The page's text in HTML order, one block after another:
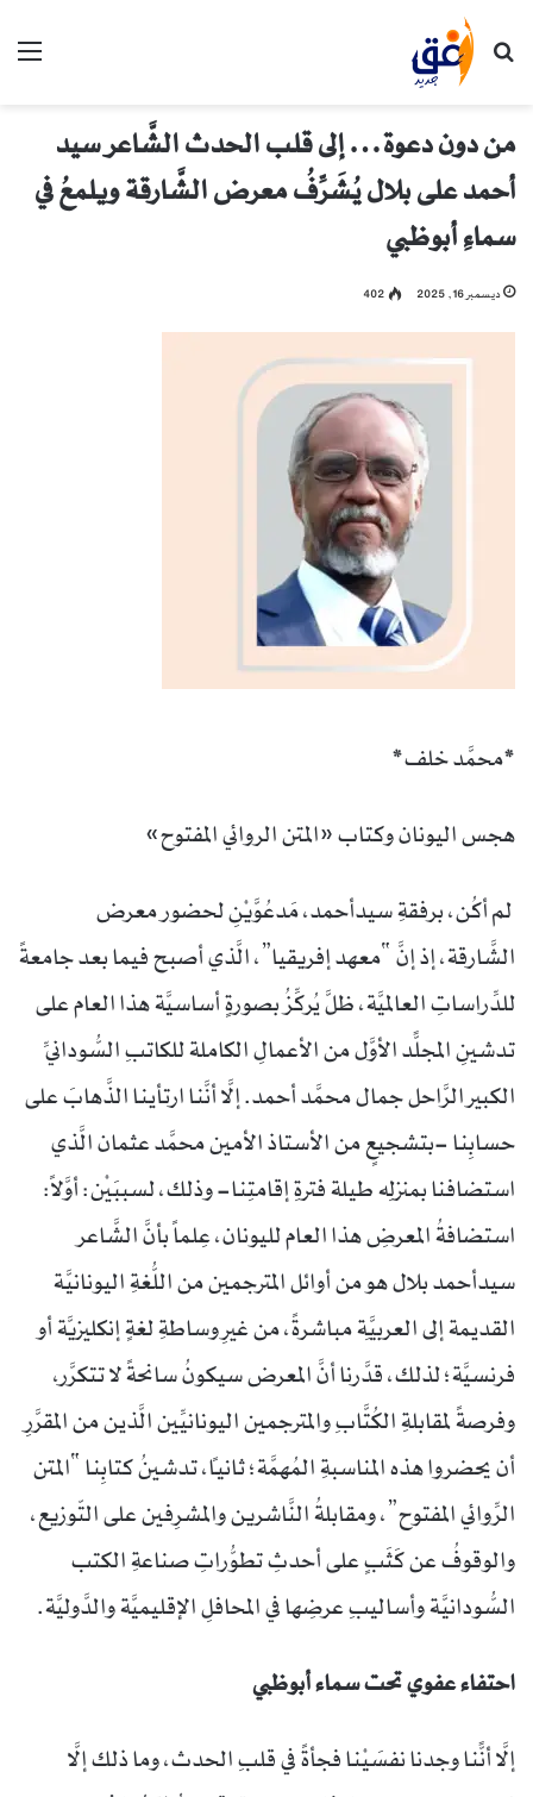
بحث عن
من دون دعوة… إلى قلب الحدث الشَّاعر سيد
أحمد على بلال يُشَرِّفُ معرض الشَّارقة ويلمعُ في
سماءِ أبوظبي
ديسمبر 16, 2025 402
*محمَّد خلف*
هجس اليونان وكتاب «المتن الروائي المفتوح»
لم أكُن، برفقةِ سيدأحمد، مَدعُوَّيْنِ لحضور معرض
الشَّارقة، إذ إنَّ “معهد إفريقيا”، الَّذي أصبح فيما بعد جامعةً
للدِّراساتِ العالميَّة، ظلَّ يُركِّزُ بصورةٍ أساسيَّة هذا العام على
تدشينِ المجلًّد الأوَّل من الأعمالِ الكاملة للكاتبِ السُّودانيِّ
الكبير الرَّاحل جمال محمَّد أحمد. إلَّا أنَّنا ارتأينا الذَّهابَ على
حسابِنا -بتشجيعٍ من الأستاذ الأمين محمَّد عثمان الَّذي
استضافنا بمنزلِه طيلة فترةِ إقامتِنا- وذلك، لسببَيْن: أوَّلاً:
استضافةُ المعرضِ هذا العام لليونان، عِلماً بأنَّ الشَّاعر
سيدأحمد بلال هو من أوائل المترجمين من اللُّغةِ اليونانيَّة
القديمة إلى العربيَّةِ مباشرةً، من غيرِ وساطةِ لغةٍ إنكليزيَّة أو
فرنسيَّة؛ لذلك، قدَّرنا أنَّ المعرض سيكونُ سانحةً لا تتكرَّر،
وفرصةً لمقابلةِ الكُتَّابِ والمترجمين اليونانيِّين الَّذين من المقرَّرِ
أن يحضروا هذه المناسبةِ المُهمَّة؛ ثانياً، تدشينُ كتابِنا “المتن
الرِّوائي المفتوح”، ومقابلةُ النَّاشرين والمشرِفين على التّوزيع،
والوقوفُ عن كَثَبٍ على أحدثِ تطوُّراتِ صناعةِ الكتب
السُّودانيَّة وأساليبِ عرضِها في المحافلِ الإقليميَّة والدَّوليَّة.
احتفاء عفوي تحت سماء أبوظبي
إلَّا أنًّنا وجدنا نفسَيْنا فجأةً في قلبِ الحدث، وما ذلك إلَّا